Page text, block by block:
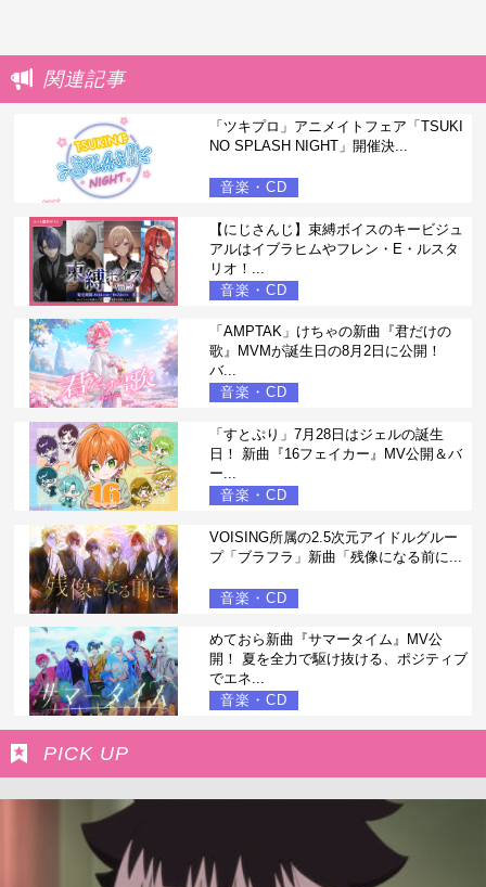
関連記事
「ツキプロ」アニメイトフェア「TSUKI
NO SPLASH NIGHT」開催決...
音楽・CD
【にじさんじ】束縛ボイスのキービジュ
アルはイブラヒムやフレン・E・ルスタ
リオ！...
音楽・CD
「AMPTAK」けちゃの新曲『君だけの
歌』MVMが誕生日の8月2日に公開！
バ...
音楽・CD
「すとぷり」7月28日はジェルの誕生
日！ 新曲『16フェイカー』MV公開＆バ
ー...
音楽・CD
VOISING所属の2.5次元アイドルグルー
プ「ブラフラ」新曲「残像になる前に...
音楽・CD
めておら新曲『サマータイム』MV公
開！ 夏を全力で駆け抜ける、ポジティブ
でエネ...
音楽・CD
PICK UP